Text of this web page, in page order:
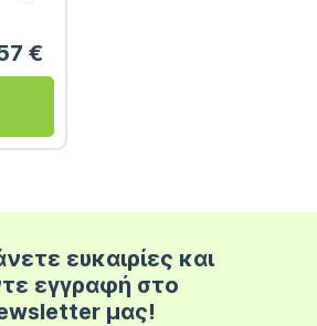
€
ευκαιρίες και
εγγραφή στο
μας!